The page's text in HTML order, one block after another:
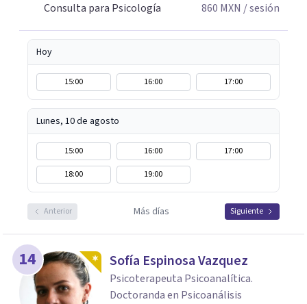
Consulta para Psicología
860 MXN / sesión
Hoy
15:00 16:00 17:00
Lunes, 10 de agosto
15:00 16:00
17:00
18:00
19:00
Anterior Más días Siguiente
14 Sofía Espinosa Vazquez
Psicoterapeuta Psicoanalítica.
Doctoranda en Psicoanálisis